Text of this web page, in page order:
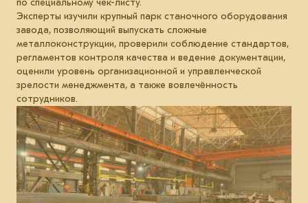
Эксперты изучили крупный парк станочного оборудования
завода, позволяющий выпускать сложные
металлоконструкции, проверили соблюдение стандартов,
регламентов контроля качества и ведение документации,
оценили уровень организационной и управленческой
зрелости менеджмента, а также вовлечённость
сотрудников.